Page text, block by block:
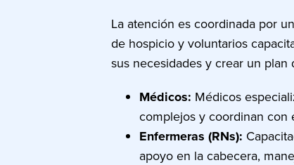
La atención es coordinada por
de hospicio y voluntarios
sus necesidades y crear un
Médicos: Médicos
complejos y coordinan con
Enfermeras (RNs):
apoyo en la cabecera,